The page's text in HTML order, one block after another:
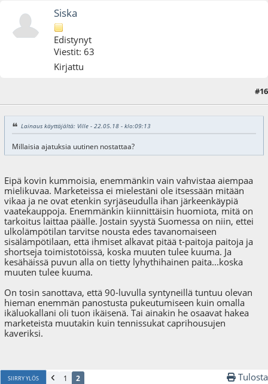
Siska
Edistynyt
Viestit: 63
Kirjattu
#16
Lainaus käyttäjältä: Ville - 22.05.18 - klo:09:13
Millaisia ajatuksia uutinen nostattaa?
Eipä kovin kummoisia, enemmänkin vain vahvistaa aiempaa
mielikuvaa. Marketeissa ei mielestäni ole itsessään mitään
vikaa ja ne ovat etenkin syrjäseudulla ihan järkeenkäypiä
vaatekauppoja. Enemmänkin kiinnittäisin huomiota, mitä on
tarkoitus laittaa päälle. Jostain syystä Suomessa on niin, ettei
ulkolämpötilan tarvitse nousta edes tavanomaiseen
sisälämpötilaan, että ihmiset alkavat pitää t-paitoja paitoja ja
shortseja toimistotöissä, koska muuten tulee kuuma. Ja
kesähäissä puvun alla on tietty lyhythihainen paita...koska
muuten tulee kuuma.
On tosin sanottava, että 90-luvulla syntyneillä tuntuu olevan
hieman enemmän panostusta pukeutumiseen kuin omalla
ikäluokallani oli tuon ikäisenä. Tai ainakin he osaavat hakea
marketeista muutakin kuin tennissukat caprihousujen
kaveriksi.
SIIRRY YLÖS 1 2 Tulosta